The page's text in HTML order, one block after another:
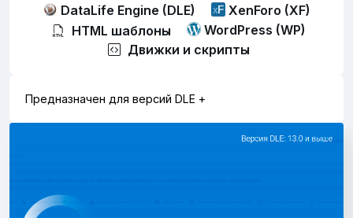
DataLife Engine (DLE)
XenForo (XF)
HTML шаблоны
WordPress (WP)
Движки и скрипты
Предназначен для версий DLE +